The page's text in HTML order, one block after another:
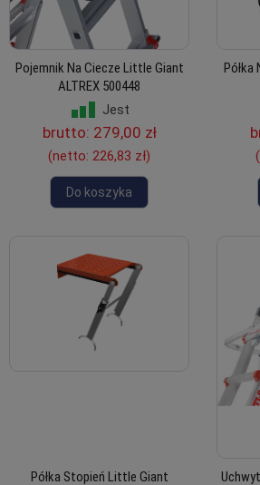
Pojemnik Na Ciecze Little Giant
ALTREX 500448
Jest
brutto: 279,00 zł
(netto: 226,83 zł)
Do koszyka
Półka
Półka Stopień Little Giant